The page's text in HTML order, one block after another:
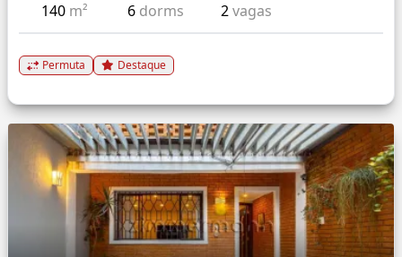
140 m² 6 dorms 2vagas
Permuta Destaque